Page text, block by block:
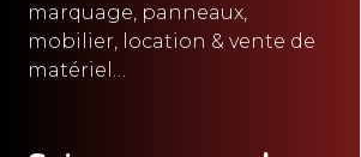
marquage, panneaux,
mobilier, location & vente de
matériel…